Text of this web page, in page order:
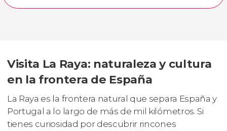
Visita La Raya: naturaleza y cultura
en la frontera de España
La Raya es la frontera natural que separa España y
Portugal a lo largo de más de mil kilómetros. Si
tienes curiosidad por descubrir rincones